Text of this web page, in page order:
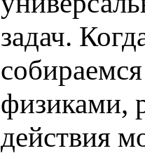
задач.
физиками,
действия